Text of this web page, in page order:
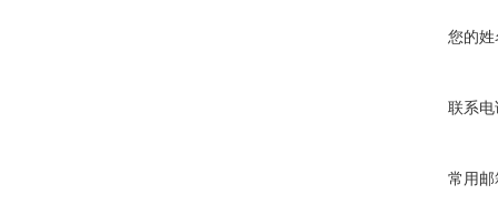
您的姓
联系电
常用邮